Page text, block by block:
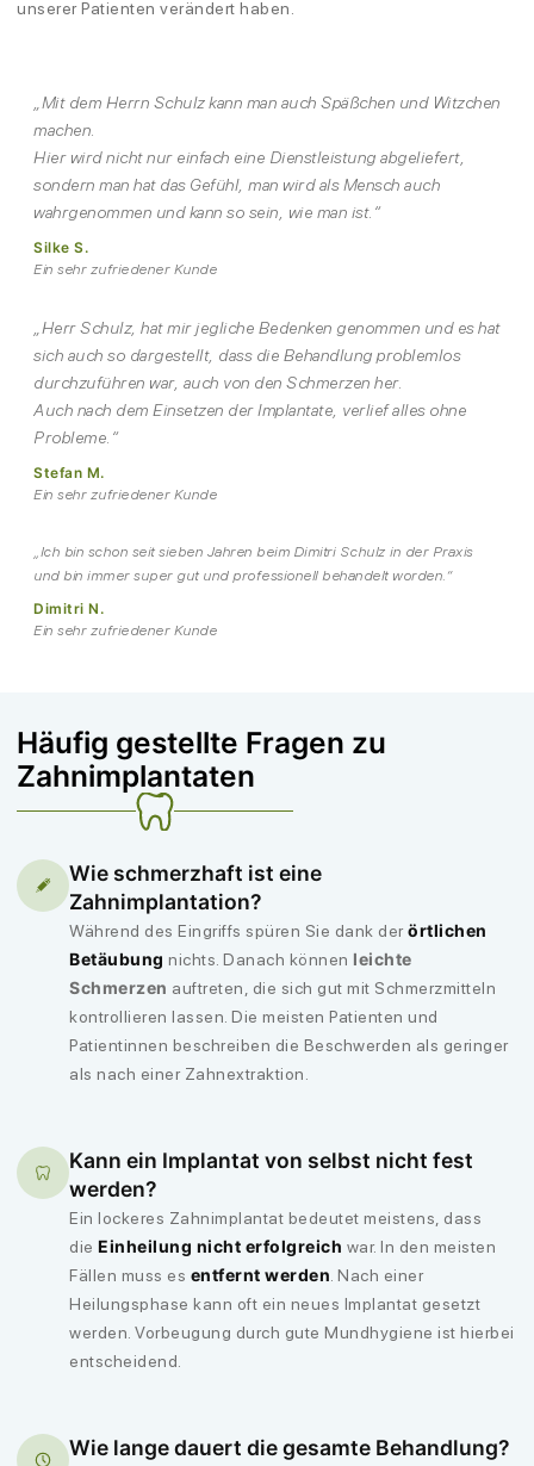
unserer Patienten verändert haben.
„Mit dem Herrn Schulz kann man auch Späßchen und Witzchen
machen.
Hier wird nicht nur einfach eine Dienstleistung abgeliefert,
sondern man hat das Gefühl, man wird als Mensch auch
wahrgenommen und kann so sein, wie man ist.“
Silke S.
Ein sehr zufriedener Kunde
„Herr Schulz, hat mir jegliche Bedenken genommen und es hat
sich auch so dargestellt, dass die Behandlung problemlos
durchzuführen war, auch von den Schmerzen her.
Auch nach dem Einsetzen der Implantate, verlief alles ohne
Probleme.“
Stefan M.
Ein sehr zufriedener Kunde
„Ich bin schon seit sieben Jahren beim Dimitri Schulz in der Praxis
und bin immer super gut und professionell behandelt worden.“
Dimitri N.
Ein sehr zufriedener Kunde
Häufig gestellte Fragen zu
Zahnimplantaten
Wie schmerzhaft ist eine
Zahnimplantation?
Während des Eingriffs spüren Sie dank derörtlichen
Betäubung nichts. Danach können leichte
Schmerzen auftreten, die sich gut mit Schmerzmitteln
kontrollieren lassen. Die meisten Patienten und
Patientinnen beschreiben die Beschwerden als geringer
als nach einer Zahnextraktion.
Kann ein Implantat von selbst nicht fest
werden?
Ein lockeres Zahnimplantat bedeutet meistens, dass
die Einheilung nicht erfolgreich war. In den meisten
Fällen muss es entfernt werden. Nach einer
Heilungsphase kann oft ein neues Implantat gesetzt
werden. Vorbeugung durch gute Mundhygiene ist hierbei
entscheidend.
Wie lange dauert die gesamte Behandlung?